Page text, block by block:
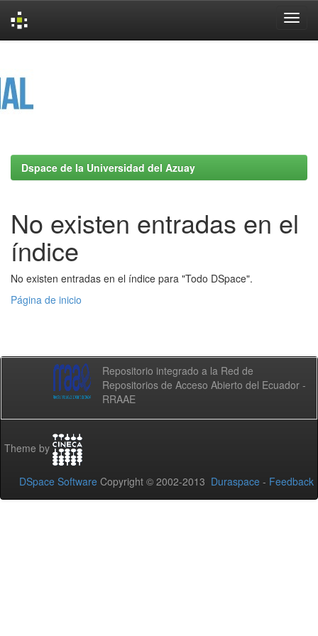
Dspace de la Universidad del Azuay
No existen entradas en el
índice
No existen entradas en el índice para "Todo DSpace".
Página de inicio
Repositorio integrado a la Red de
Repositorios de Acceso Abierto del Ecuador -
RRAAE
Theme by
DSpace Software Copyright © 2002-2013 Duraspace - Feedback